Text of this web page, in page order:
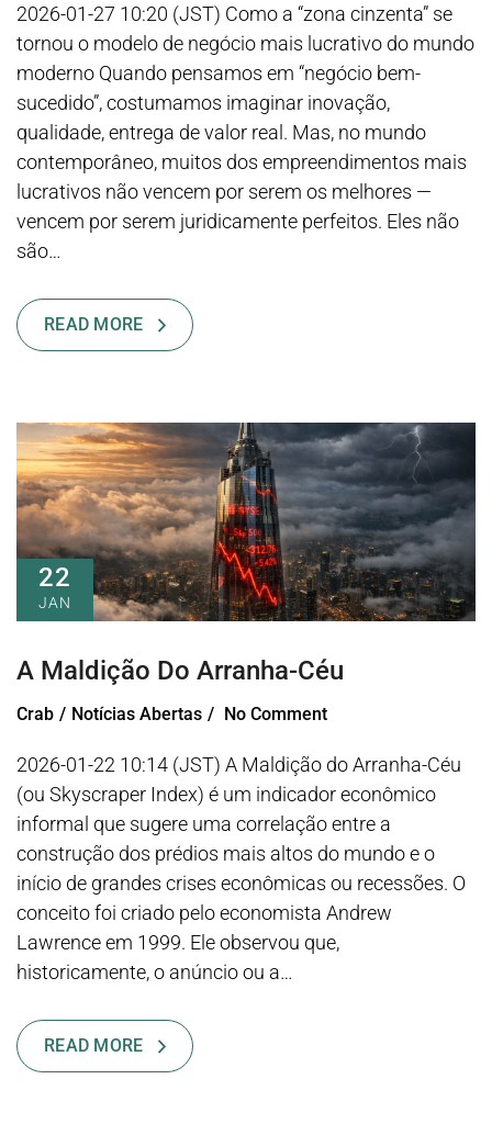
2026-01-27 10:20 (JST) Como a “zona cinzenta” se
tornou o modelo de negócio mais lucrativo do mundo
moderno Quando pensamos em “negócio bem-
sucedido”, costumamos imaginar inovação,
qualidade, entrega de valor real. Mas, no mundo
contemporâneo, muitos dos empreendimentos mais
lucrativos não vencem por serem os melhores —
vencem por serem juridicamente perfeitos. Eles não
são…
READ MORE
22
JAN
A Maldição Do Arranha-Céu
Crab Notícias Abertas No Comment
2026-01-22 10:14 (JST) A Maldição do Arranha-Céu
(ou Skyscraper Index) é um indicador econômico
informal que sugere uma correlação entre a
construção dos prédios mais altos do mundo e o
início de grandes crises econômicas ou recessões. O
conceito foi criado pelo economista Andrew
Lawrence em 1999. Ele observou que,
historicamente, o anúncio ou a…
READ MORE